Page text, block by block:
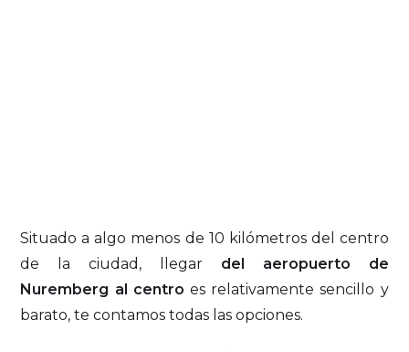
Situado a algo menos de 10 kilómetros del centro
de la ciudad, llegar del aeropuerto de
Nuremberg al centro es relativamente sencillo y
barato, te contamos todas las opciones.